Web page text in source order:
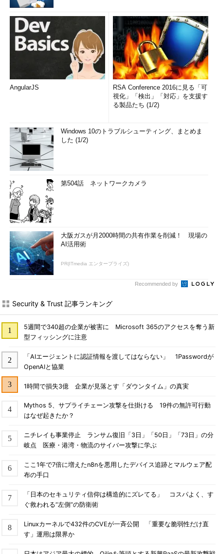
AngularJS
RSA Conference 2016に見る「可
視化」「検出」「対応」を支援す
る製品たち (1/2)
Windows 10のトラブルシューティング、まとめま
した (1/2)
第504話 ネットワークカメラ
大阪ガスが月2000時間の共有作業を削減！ 現場の
AI活用術
PR(ITmedia エンタープライズ)
Recommended by
Security & Trust 記事ランキング
5週間で340超の企業が被害に Microsoft 365のアクセスを奪う新
型フィッシングに注意
「AIエージェントに認証情報を渡してはならない」 1Passwordが
OpenAIと協業
1時間で損失3億 企業が見落とす「ダウンタイム」の真実
Mythos 5、サプライチェーン攻撃を仕掛ける 19件の無許可行動
はなぜ起きたか？
ニチレイも事業停止 ランサム復旧「3日」「50日」「73日」の分
岐点 医療・港湾・物流のサイバー攻撃に学ぶ
ここ1年で7倍に増えたn8nを悪用したデバイス追跡とマルウェア配
布の手口
「日本のセキュリティ信仰は構造的にズレてる」 コスパよく、す
ぐ救われる“左側”の防衛術
Linuxカーネルで432件のCVEが一斉公開 「重要な脆弱性だけ直
す」運用は限界か